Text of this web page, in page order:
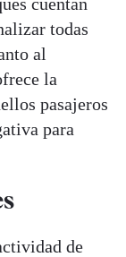
todas
al
la
pasajeros
para
de